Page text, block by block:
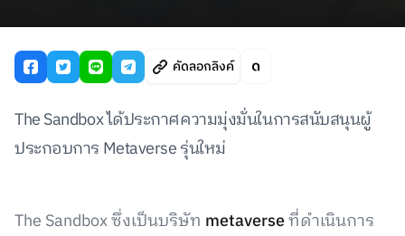
คัดลอกลิงค์
The Sandbox ได้ประกาศความมุ่งมั่นในการสนับสนุนผู้
ประกอบการ Metaverse รุ่นใหม่
The Sandbox ซึ่งเป็นบริษัท metaverseที่ดำเนินการ